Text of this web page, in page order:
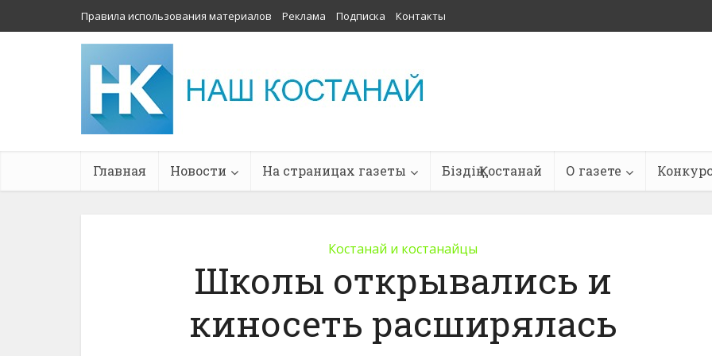
Правила использования материалов Реклама Подписка Контакты
Главная Новости На страницах газеты Біздің Қостанай О газете
Костанай и костанайцы
Школы открывались и
киносеть расширялась